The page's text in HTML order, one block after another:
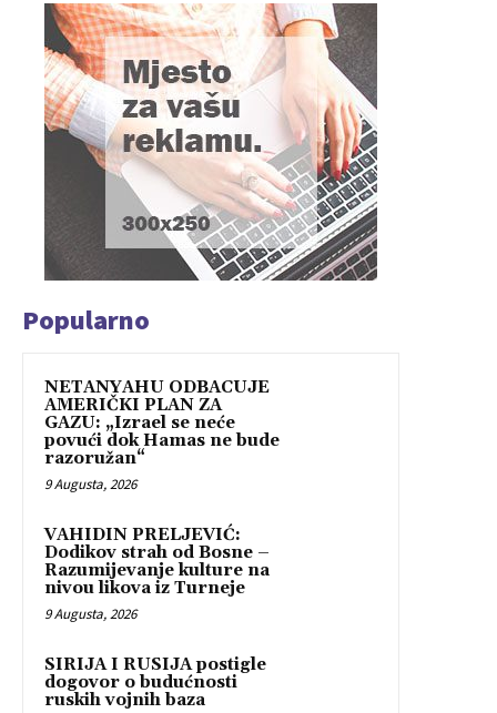
Popularno
NETANYAHU ODBACUJE
AMERIČKI PLAN ZA
GAZU: „Izrael se neće
povući dok Hamas ne bude
razoružan“
9 Augusta, 2026
VAHIDIN PRELJEVIĆ:
Dodikov strah od Bosne –
Razumijevanje kulture na
nivou likova iz Turneje
9 Augusta, 2026
SIRIJA I RUSIJA postigle
dogovor o budućnosti
ruskih vojnih baza